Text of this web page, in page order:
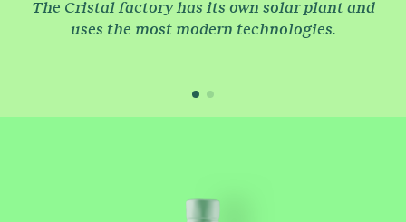
The Cristal factory has its own solar plant and
uses the most modern technologies.